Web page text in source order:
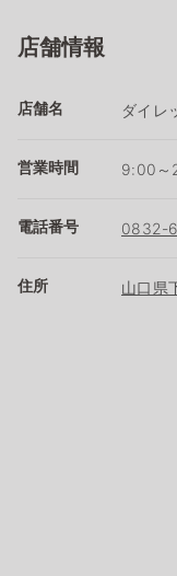
店舗情報
店舗名 ダイレ
営業時間 9:00～
電話番号 0832-
住所 山口県